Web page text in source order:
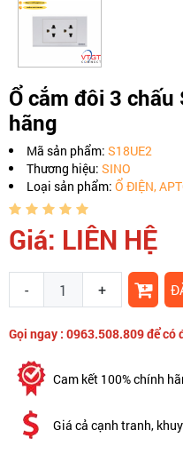
Ổ cắm đôi 3 chấu
hãng
Mã sản phẩm: S18UE2
Thương hiệu: SINO
Loại sản phẩm: Ổ ĐIỆN,
Giá: LIÊN HỆ
- +
Gọi ngay : 0963.508.809 để
Cam kết 100% chính
Giá cả cạnh tranh,